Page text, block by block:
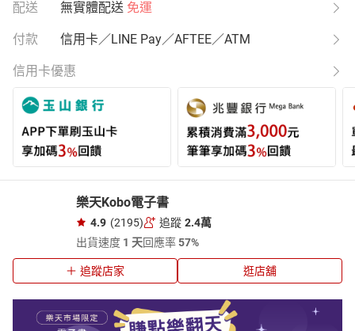
配送 無實體配送 免運
付款 信用卡／LINE Pay／AFTEE／ATM
信用卡優惠
樂天Kobo電子書
4.9 (2195) 追蹤 2.4萬
出貨速度 1 天回應率57%
追蹤店家 逛店舖